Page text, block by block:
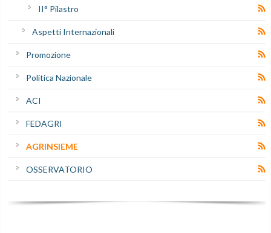
II° Pilastro
Aspetti Internazionali
Promozione
Politica Nazionale
ACI
FEDAGRI
AGRINSIEME
OSSERVATORIO